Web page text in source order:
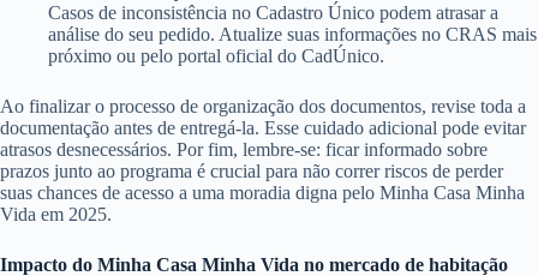
Casos de inconsistência no Cadastro Único podem atrasar a
análise do seu pedido. Atualize suas informações no CRAS mais
próximo ou pelo portal oficial do CadÚnico.
Ao finalizar o processo de organização dos documentos, revise toda a
documentação antes de entregá-la. Esse cuidado adicional pode evitar
atrasos desnecessários. Por fim, lembre-se: ficar informado sobre
prazos junto ao programa é crucial para não correr riscos de perder
suas chances de acesso a uma moradia digna pelo Minha Casa Minha
Vida em 2025.
Impacto do Minha Casa Minha Vida no mercado de habitação